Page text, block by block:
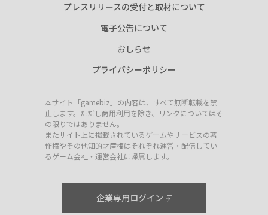
プレスリリースの受付と取材について
電子公告について
おしらせ
プライバシーポリシー
本サイト「gamebiz」の内容は、すべて無断転載を禁
止します。ただし商用利用を除き、リンクについてはそ
の限りではありません。
またサイト上に掲載されているゲームやサービスの著
作権やその他知的財産権はそれぞれ運営・配信してい
るゲーム会社・運営会社に帰属します。
企業専用ログイン